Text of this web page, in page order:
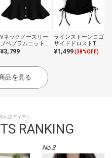
Vネックノースリー
ブペプラムニットト
ップス
¥3,799
ラインストーンロゴ
サイドドロストTシ
ャツ
¥1,499(38%OFF)
品を見る
れ筋アイテム
RANKING
No.3